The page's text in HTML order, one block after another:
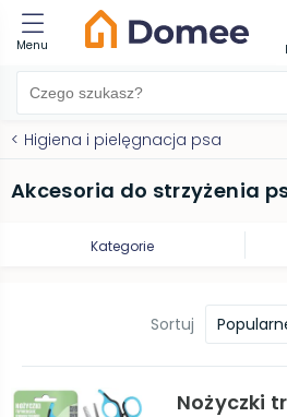
Menu
< Higiena i pielęgnacja psa
Akcesoria do strzyżenia
Kategorie
Sortuj
Nożyczki